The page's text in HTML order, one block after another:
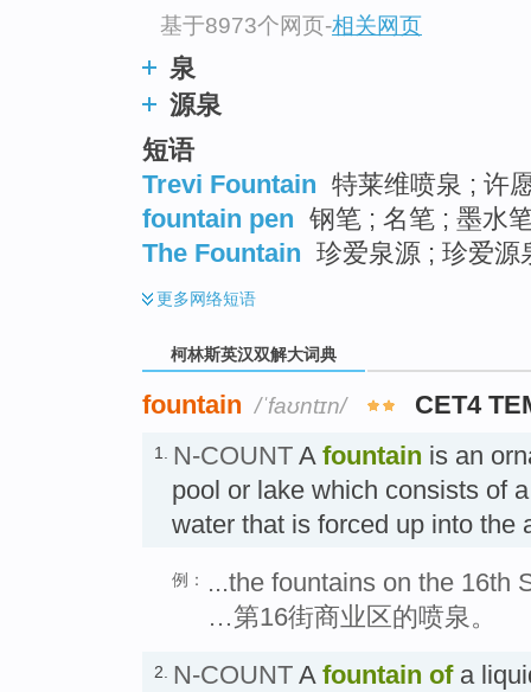
基于8973个网页-相关网页
泉
源泉
短语
Trevi Fountain 特莱维喷泉 ; 许
fountain pen 钢笔 ; 名笔 ; 墨水
The Fountain 珍爱泉源 ; 珍爱源
更多网络短语
柯林斯英汉双解大词典
fountain /ˈfaʊntɪn/ CET4
1. N-COUNT A fountain is an
pool or lake which consists of
water that is forced up into the
例：
...the fountains on the 16th
…第16街商业区的喷泉。
2. N-COUNT A fountain ofa